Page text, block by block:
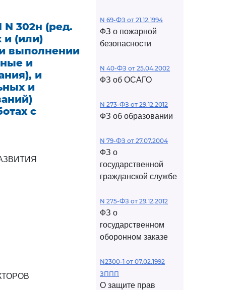
N 302н (ред.
и (или)
выполнении
и
и
и
с
N 69-ФЗ от 21.12.1994
ФЗ о пожарной
безопасности
N 40-ФЗ от 25.04.2002
ФЗ об ОСАГО
N 273-ФЗ от 29.12.2012
ФЗ об образовании
N 79-ФЗ от 27.07.2004
ФЗ о
государственной
гражданской службе
N 275-ФЗ от 29.12.2012
ФЗ о
государственном
оборонном заказе
N2300-1 от 07.02.1992
ЗППП
О защите прав